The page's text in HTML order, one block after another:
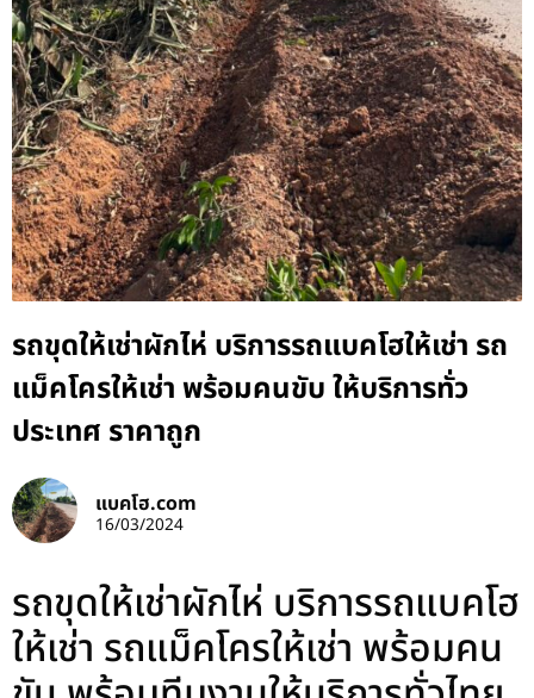
รถขุดให้เช่าผักไห่ บริการรถแบคโฮให้เช่า รถ
แม็คโครให้เช่า พร้อมคนขับ ให้บริการทั่ว
ประเทศ ราคาถูก
แบคโฮ.com
16/03/2024
รถขุดให้เช่าผักไห่ บริการรถแบคโฮ
ให้เช่า รถแม็คโครให้เช่า พร้อมคน